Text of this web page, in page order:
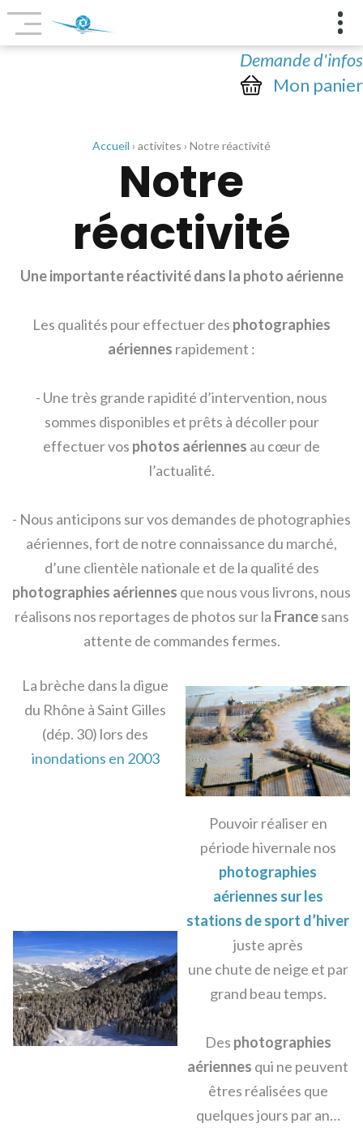
Demande d'infos
Mon panier
Accueil › activites › Notre réactivité
Notre
réactivité
Une importante réactivité dans la photo aérienne
Les qualités pour effectuer des photographies
aériennes rapidement :
- Une très grande rapidité d’intervention, nous
sommes disponibles et prêts à décoller pour
effectuer vos photos aériennes au cœur de
l’actualité.
- Nous anticipons sur vos demandes de photographies
aériennes, fort de notre connaissance du marché,
d’une clientèle nationale et de la qualité des
photographies aériennes que nous vous livrons, nous
réalisons nos reportages de photos sur la Francesans
attente de commandes fermes.
La brèche dans la digue
du Rhône à Saint Gilles
(dép. 30) lors des
inondations en 2003
Pouvoir réaliser en
période hivernale nos
photographies
aériennes sur les
stations de sport d’hiver
juste après
une chute de neige et par
grand beau temps.
Des photographies
aériennes qui ne peuvent
êtres réalisées que
quelques jours par an…